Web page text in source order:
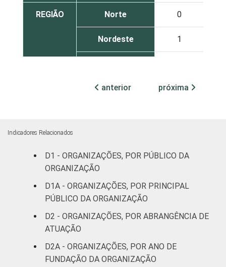
REGIÃO Norte 0
Nordeste 1
Sul 0
ATIVIDADE
patronais e
profissionais
0
Cultura e
recreação
Educação e
Desenvolvimento
anterior próxima
Indicadores Relacionados
D1 - ORGANIZAÇÕES, POR PÚBLICO DA
ORGANIZAÇÃO
D1A - ORGANIZAÇÕES, POR PRINCIPAL
PÚBLICO DA ORGANIZAÇÃO
D2 - ORGANIZAÇÕES, POR ABRANGÊNCIA DE
ATUAÇÃO
D2A - ORGANIZAÇÕES, POR ANO DE
FUNDAÇÃO DA ORGANIZAÇÃO